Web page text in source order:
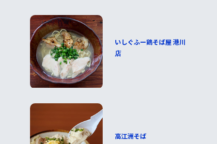
いしぐふー鶏そば屋 港川
店
高江洲そば